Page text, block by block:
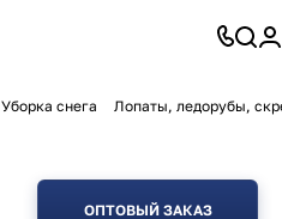
Уборка снега Лопаты, ледорубы,
ОПТОВЫЙ ЗАКАЗ